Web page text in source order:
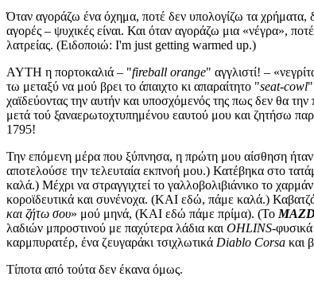
Όταν αγοράζω ένα όχημα, ποτέ δεν υπολογίζω τα χρήματα,
αγορές – ψυχικές είναι. Και όταν αγοράζω μια «νέγρα»,
λατρείας. (Ειδοποιώ: I'm just getting warmed up.)
AYTH η πορτοκαλιά – "fireball orange" αγγλιστί! –
τω μεταξύ να μού βρει το άπαιχτο κι απαραίτητο "seat-cowl
χαϊδεύοντας την αυτήν και υποσχόμενός της πως δεν θα
μετά τού ξαναερωτοχτυπημένου εαυτού μου και ζητήσω
1795!
Την επόμενη μέρα που ξύπνησα, η πρώτη μου αίσθηση
αποτελούσε την τελευταία εκπνοή μου.) Κατέβηκα στο
καλά.) Μέχρι να στραγγιχτεί το γαλλοβολιβιάνικο το
κοροϊδευτικά και συνένοχα. (ΚΑΙ εδώ, πάμε καλά.)
και ζήτω σου» μού μηνά, (ΚΑΙ εδώ πάμε πρίμα). (Το
λαδιών μπροστινού με παχύτερα λάδια και OHLINS-
καρμπυρατέρ, ένα ζευγαράκι τσιχλωτικά Diablo Corsa και
Tίποτα από τούτα δεν έκανα όμως.